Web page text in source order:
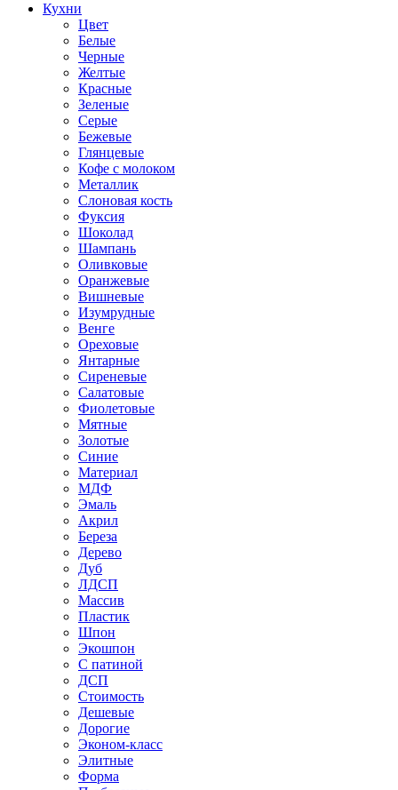
Кухни
Цвет
Белые
Черные
Желтые
Красные
Зеленые
Серые
Бежевые
Глянцевые
Кофе с молоком
Металлик
Слоновая кость
Фуксия
Шоколад
Шампань
Оливковые
Оранжевые
Вишневые
Изумрудные
Венге
Ореховые
Янтарные
Сиреневые
Салатовые
Фиолетовые
Мятные
Золотые
Синие
Материал
МДФ
Эмаль
Акрил
Береза
Дерево
Дуб
ЛДСП
Массив
Пластик
Шпон
Экошпон
С патиной
ДСП
Стоимость
Дешевые
Дорогие
Эконом-класс
Элитные
Форма